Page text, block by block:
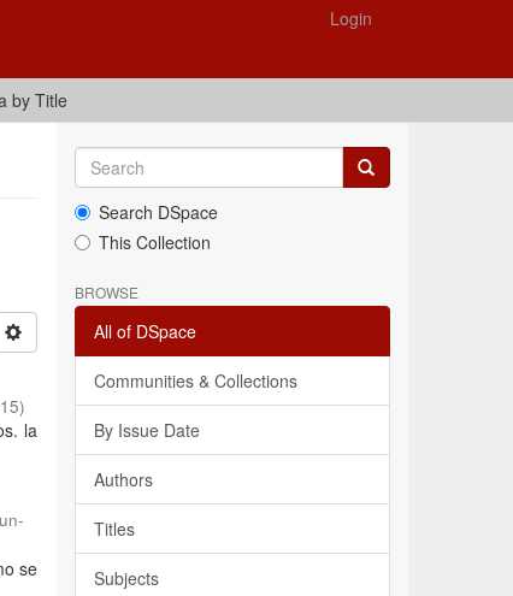
Login
by Title
)
la
se
Search DSpace
This Collection
BROWSE
All of DSpace
Communities & Collections
By Issue Date
Authors
Titles
Subjects